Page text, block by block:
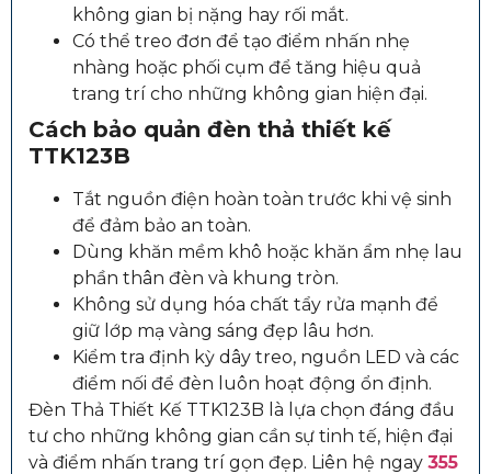
không gian bị nặng hay rối mắt.
Có thể treo đơn để tạo điểm nhấn nhẹ
nhàng hoặc phối cụm để tăng hiệu quả
trang trí cho những không gian hiện đại.
Cách bảo quản đèn thả thiết kế
TTK123B
Tắt nguồn điện hoàn toàn trước khi vệ sinh
để đảm bảo an toàn.
Dùng khăn mềm khô hoặc khăn ẩm nhẹ lau
phần thân đèn và khung tròn.
Không sử dụng hóa chất tẩy rửa mạnh để
giữ lớp mạ vàng sáng đẹp lâu hơn.
Kiểm tra định kỳ dây treo, nguồn LED và các
điểm nối để đèn luôn hoạt động ổn định.
Đèn Thả Thiết Kế TTK123B là lựa chọn đáng đầu
tư cho những không gian cần sự tinh tế, hiện đại
và điểm nhấn trang trí gọn đẹp. Liên hệ ngay 355